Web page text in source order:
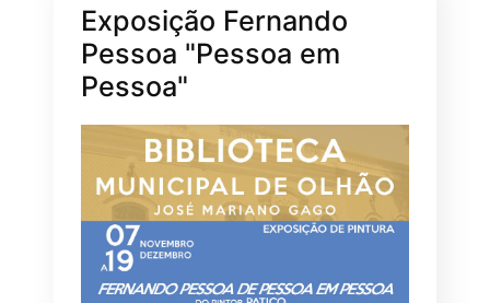
Exposição Fernando
Pessoa "Pessoa em
Pessoa"